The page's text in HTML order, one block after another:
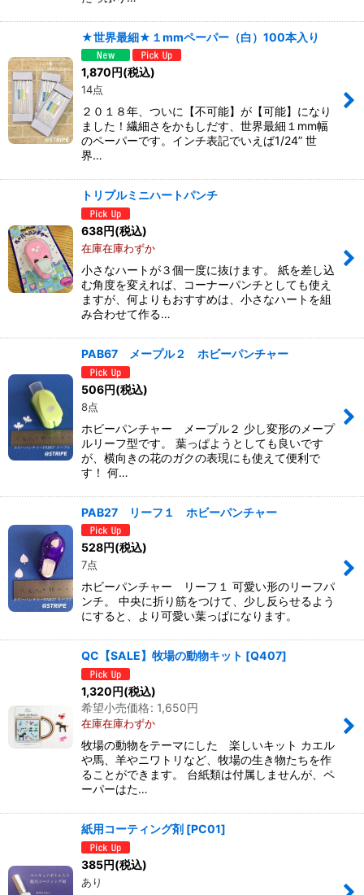
★世界最細★１mmペーパー（白）100本入り
1,870 円(税込)
14点
２０１８年、ついに【不可能】が【可能】になり
ました！繊細さをかもしだす、世界最細１mm幅
のペーパーです。インチ表記でいえば1/24” 世
界…
トリプルミニハートパンチ
638円(税込)
在庫在庫わずか
小さなハートが３個一度に抜けます。 紙を差し込
む角度を変えれば、コーナーパンチとしても使え
ますが、何よりもおすすめは、小さなハートを組
み合わせて作る…
PAB67 メープル２ ホビーパンチャー
506円(税込)
8点
ホビーパンチャー メープル２ 少し変形のメープ
ルリーフ型です。 葉っぱようとしても良いです
が、横向きの花のガクの表現にも使えて便利で
す！ 何…
PAB27 リーフ１ ホビーパンチャー
528円(税込)
7点
ホビーパンチャー リーフ１ 可愛い形のリーフパ
ンチ。 中央に折り筋をつけて、少し反らせるよう
にすると、より可愛い葉っぱになります。
QC【SALE】牧場の動物キット [Q407]
1,320円(税込)
希望小売価格: 1,650円
在庫在庫わずか
牧場の動物をテーマにした 楽しいキット カエル
や馬、羊やニワトリなど、牧場の生き物たちを作
ることができます。 台紙類は付属しませんが、ペ
ーパーはた…
紙用コーティング剤 [PC01]
385円(税込)
あり